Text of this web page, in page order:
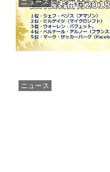
ニュース